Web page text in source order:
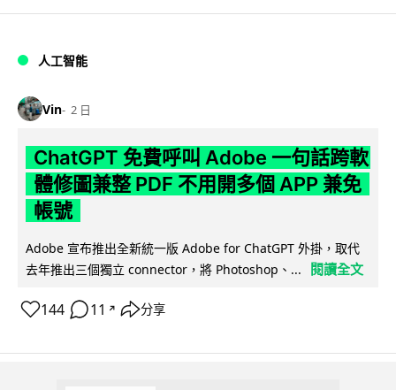
人工智能
Vin 2 日
ChatGPT 免費呼叫 Adobe 一句話跨軟
體修圖兼整 PDF 不用開多個 APP 兼免
帳號
Adobe 宣布推出全新統一版 Adobe for ChatGPT 外掛，取代
去年推出三個獨立 connector，將 Photoshop、...
閱讀全文
144 11 ↗ 分享